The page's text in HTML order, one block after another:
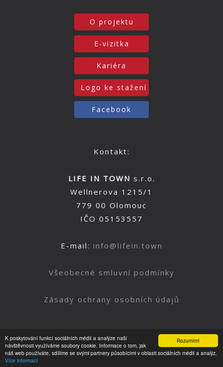
Rozumím!
K poskytování funkcí sociálních médií a analýze naší
návštěvnosti využíváme soubory cookie. Informace o tom, jak
náš web používáte, sdílíme se svými partnery působícími v oblasti sociálních médií a analýz.
Více informací
O projektu
E-vizitka
Kariéra
Logo ke stažení
Facebook
Kontakt:
LIFE IN TOWN s.r.o.
Wellnerova 1215/1
779 00 Olomouc
IČO 05153557
E-mail: info@lifein.town
Všeobecné smluvní podmínky
Zásady ochrany osobních údajů
Nahoru